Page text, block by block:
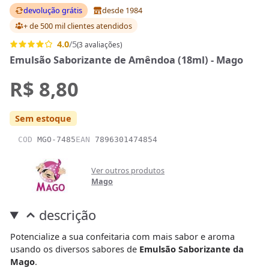
devolução grátis
desde 1984
+ de 500 mil clientesatendidos
4.0/5(3 avaliações)
Emulsão Saborizante de Amêndoa (18ml) - Mago
R$ 8,80
Sem estoque
COD MGO-7485EAN 7896301474854
Ver outros produtos
Mago
descrição
Potencialize a sua confeitaria com mais sabor e aroma
usando os diversos sabores de Emulsão Saborizante da
Mago.